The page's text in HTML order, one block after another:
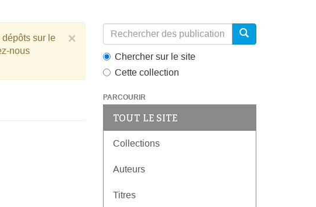
×
sur le
nous
Chercher sur le site
Cette collection
PARCOURIR
TOUT LE SITE
Collections
Auteurs
Titres